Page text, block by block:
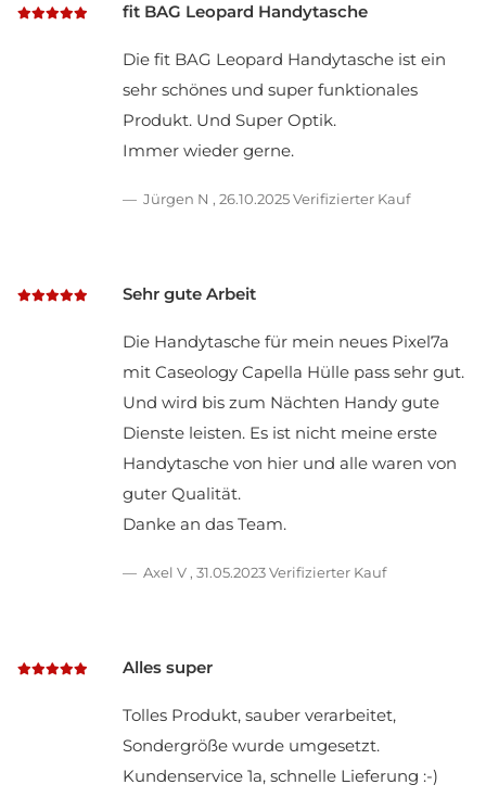
fit BAG Leopard Handytasche
Die fit BAG Leopard Handytasche ist ein
sehr schönes und super funktionales
Produkt. Und Super Optik.
Immer wieder gerne.
Jürgen N , 26.10.2025Verifizierter Kauf
Sehr gute Arbeit
Die Handytasche für mein neues Pixel7a
mit Caseology Capella Hülle pass sehr gut.
Und wird bis zum Nächten Handy gute
Dienste leisten. Es ist nicht meine erste
Handytasche von hier und alle waren von
guter Qualität.
Danke an das Team.
Axel V , 31.05.2023Verifizierter Kauf
Alles super
Tolles Produkt, sauber verarbeitet,
Sondergröße wurde umgesetzt.
Kundenservice 1a, schnelle Lieferung :-)